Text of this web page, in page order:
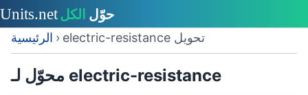
الرئيسية › electric-resistance تحويل
محوّل لـ electric-resistance